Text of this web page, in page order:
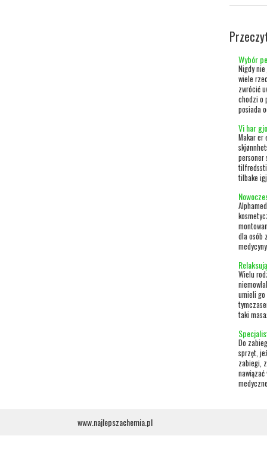
Wybór
Nigdy
wiele
zwrócić
chodzi o
posiada
Vi har
Makar er
tilbake
dla osób
Wielu
umieli go
taki
Do
sprzęt,
zabiegi,
www.najlepszachemia.pl